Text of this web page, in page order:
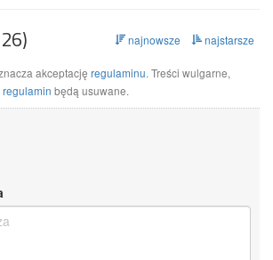
najnowsze najstarsze
akceptację regulaminu. Treści wulgarne,
regulamin będą usuwane.